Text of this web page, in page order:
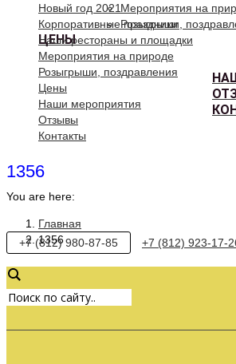
Мероприятия на
Розыгрыши,
ЦЕНЫ
Новый год 2021
Корпоративные праздники
Наши рестораны и площадки
Мероприятия на природе
Розыгрыши, поздравления
Цены
Наши мероприятия
Отзывы
Контакты
1356
You are here:
Главная
1356
+7 (812) 980-87-85 +7 (812) 923-17-